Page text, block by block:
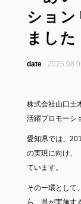
ション
ました
株式会社山口土
活躍プロモーシ
愛知県では、
の実現に向け、
ています。
その一環として
ら、県が実施す